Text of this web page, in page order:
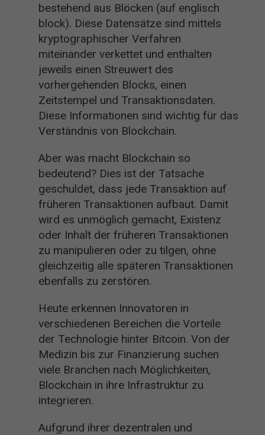
bestehend aus Blöcken (auf englisch
block). Diese Datensätze sind mittels
kryptographischer Verfahren
miteinander verkettet und enthalten
jeweils einen Streuwert des
vorhergehenden Blocks, einen
Zeitstempel und Transaktionsdaten.
Diese Informationen sind wichtig für das
Verständnis von Blockchain.
Aber was macht Blockchain so
bedeutend? Dies ist der Tatsache
geschuldet, dass jede Transaktion auf
früheren Transaktionen aufbaut. Damit
wird es unmöglich gemacht, Existenz
oder Inhalt der früheren Transaktionen
zu manipulieren oder zu tilgen, ohne
gleichzeitig alle späteren Transaktionen
ebenfalls zu zerstören.
Heute erkennen Innovatoren in
verschiedenen Bereichen die Vorteile
der Technologie hinter Bitcoin. Von der
Medizin bis zur Finanzierung suchen
viele Branchen nach Möglichkeiten,
Blockchain in ihre Infrastruktur zu
integrieren.
Aufgrund ihrer dezentralen und